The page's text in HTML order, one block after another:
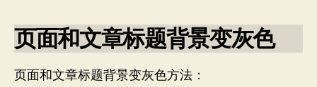
页面和文章标题背景变灰色
页面和文章标题背景变灰色方法：